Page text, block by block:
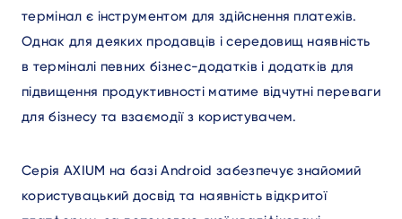
термінал є інструментом для здійснення платежів.
Однак для деяких продавців і середовищ наявність
в терміналі певних бізнес-додатків і додатків для
підвищення продуктивності матиме відчутні переваги
для бізнесу та взаємодії з користувачем.
Серія AXIUM на базі Android забезпечує знайомий
користувацький досвід та наявність відкритої